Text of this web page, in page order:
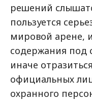
решений
пользуется
мировой арене,
содержания под
иначе
официальных
охранного